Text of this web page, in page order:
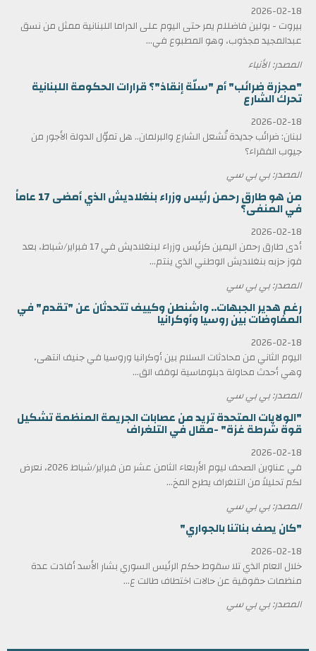
2026-02-18
بيروت - بولين فاضللم يمر حتى اليوم على الدراما اللبنانية ممثل من نسق
عبدالمجيد مجذوب، وهو المطبوع في...
المصدر: الأنباء
"مجزرة ضرائب" أم "سلّة إنقاذ"؟ قرارات الحكومة اللبنانية
تحرك الشارع
2026-02-18
لبنان: ضرائب جديدة تُشعل الشارع والبرلمان.. هل تموّل الدولة الأجور من
جيوب الفقراء؟
المصدر: بي بي سي
من هو طارق رحمن رئيس وزراء بنغلاديش الذي أمضى 17 عاماً
في المنفى؟
2026-02-18
أدى طارق رحمن اليمين كرئيس وزراء لبنغلاديش في 17 فبراير/شباط، بعد
فوز حزبه بنغلاديش الوطني الذي ينتم...
المصدر: بي بي سي
رغم هدير الجبهات.. واشنطن وكييف تتحدثان عن "تقدم" في
المفاوضات بين روسيا وأوكرانيا
2026-02-18
اليوم الثاني من محادثات السلام بين أوكرانيا وروسيا في جنيف انتهى،
وهي أحدث محاولة دبلوماسية لوقف الق...
المصدر: بي بي سي
"الولايات المتحدة تريد من عصابات الجريمة المنظمة تشكيل
قوة شرطة غزة" -مقال في التلغراف
2026-02-18
في عناوين الصحف ليوم الأربعاء الثامن عشر من فبراير/شباط 2026، نعرض
لكم تحليلاً من التلغراف يطرح المخ...
المصدر: بي بي سي
"كان يصف بناتنا بالجواري"
2026-02-18
خلال العام الذي تلا سقوط حكم الرئيس السوري بشار الأسد أفادت عدة
منظمات حقوقية عن حالات اختطاف طالت ع...
المصدر: بي بي سي